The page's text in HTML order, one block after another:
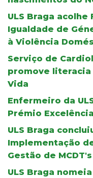
ULS Braga
Igualdade de
à Violência
Serviço de
promove literacia
Vida
Enfermeiro da
Prémio
ULS Braga
Implementação
Gestão de MCDT's
ULS Braga